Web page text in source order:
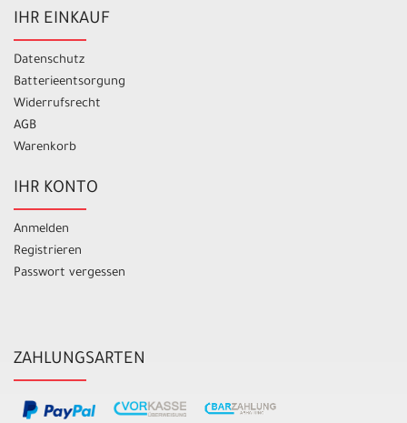
IHR EINKAUF
Datenschutz
Batterieentsorgung
Widerrufsrecht
AGB
Warenkorb
IHR KONTO
Anmelden
Registrieren
Passwort vergessen
ZAHLUNGSARTEN